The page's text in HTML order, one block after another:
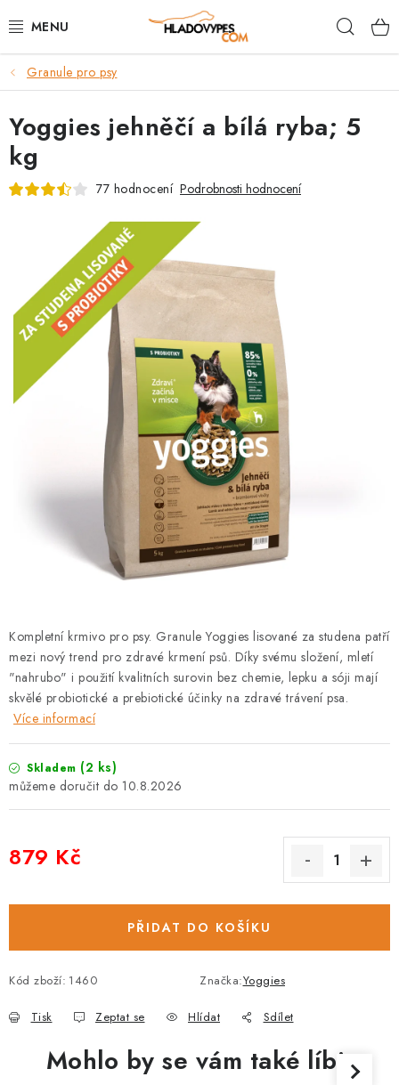
na
POTŘEBY PRO PSY
TAMI PŘEPRAVNÍ BOXY
SPORT SE PSEM
VĚRNOSTNÍ PROGRAM
ZNAČKY
PRODEJNA
SLUŽBY
VÝMĚNA, VRÁCENÍ A REKLAMACE
Podmínky ochrany osobních údajů
Zásady použivání souboru cookies
Hodnocení obchodu
FAQ
Granule pro psy
Kompletní krmivo pro psy. Granule Yoggies lisované za studena patří
mezi nový trend pro zdravé krmení psů. Díky svému složení, mletí
"nahrubo" i použití kvalitních surovin bez chemie, lepku a sóji mají
skvělé probiotické a prebiotické účinky na zdravé trávení psa.
Více informací
Skladem (2 ks)
10.8.2026
879 Kč
PŘIDAT DO KOŠÍKU
Kód zboží: 1460 Značka:Yoggies
Tisk Zeptat se Hlídat Sdílet
Yoggies jehněčí a bílá ryba; 5
kg
77 hodnocení Podrobnosti hodnocení
Mohlo by se vám také líbit